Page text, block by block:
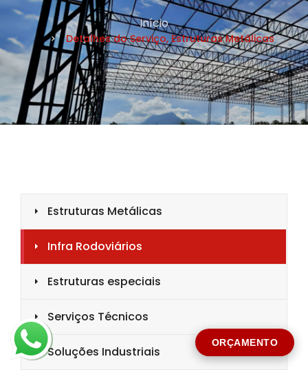
ORÇAMENTO
TELEFONE *
CIDADE *
MENSAGEM *
Solicitar Orçamento